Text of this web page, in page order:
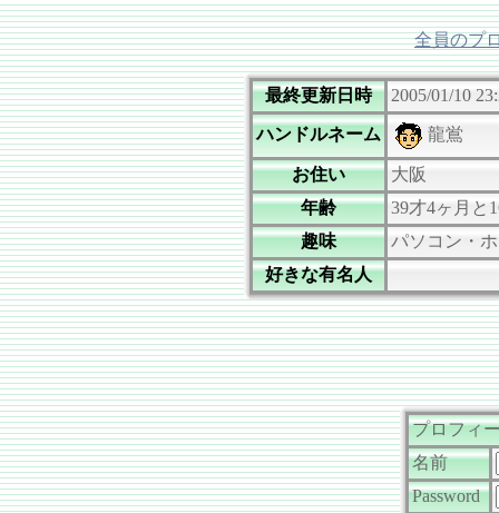
全員のプ
最終更新日時 2005/01/10
ハンドルネーム 龍鴬
お住い
大阪
年齢
39才4ヶ月と
趣味
パソコン・
好きな有名人
プロフィ
名前
Password